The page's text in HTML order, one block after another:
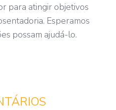
para atingir objetivos
Esperamos
possam ajudá-lo.